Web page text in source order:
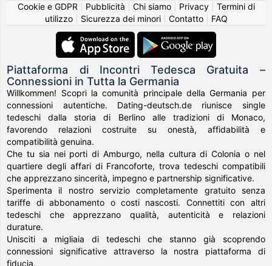
Cookie e GDPR
Pubblicità Chi siamo| Privacy| Termini di
utilizzo| Sicurezza dei minori| Contatto| FAQ
Piattaforma di Incontri Tedesca Gratuita –
Connessioni in Tutta la Germania
Willkommen! Scopri la comunità principale della Germania per
connessioni autentiche. Dating-deutsch.de riunisce single
tedeschi dalla storia di Berlino alle tradizioni di Monaco,
favorendo relazioni costruite su onestà, affidabilità e
compatibilità genuina.
Che tu sia nei porti di Amburgo, nella cultura di Colonia o nel
quartiere degli affari di Francoforte, trova tedeschi compatibili
che apprezzano sincerità, impegno e partnership significative.
Sperimenta il nostro servizio completamente gratuito senza
tariffe di abbonamento o costi nascosti. Connettiti con altri
tedeschi che apprezzano qualità, autenticità e relazioni
durature.
Unisciti a migliaia di tedeschi che stanno già scoprendo
connessioni significative attraverso la nostra piattaforma di
fiducia.